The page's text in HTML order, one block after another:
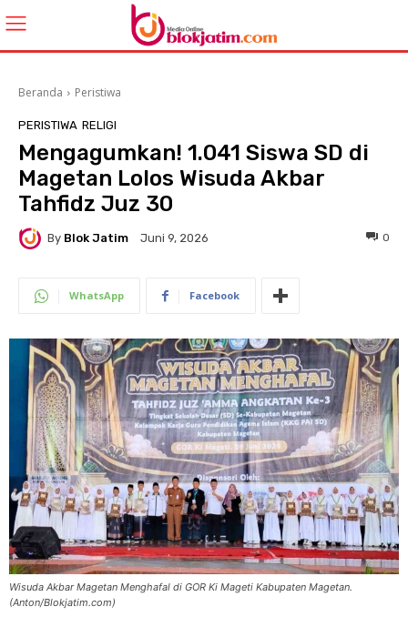
Beranda Peristiwa
PERISTIWA RELIGI
Mengagumkan! 1.041 Siswa SD di
Magetan Lolos Wisuda Akbar
Tahfidz Juz 30
By Blok Jatim Juni 9, 2026 0
WhatsApp Facebook
Wisuda Akbar Magetan Menghafal di GOR Ki Mageti Kabupaten Magetan.
(Anton/Blokjatim.com)